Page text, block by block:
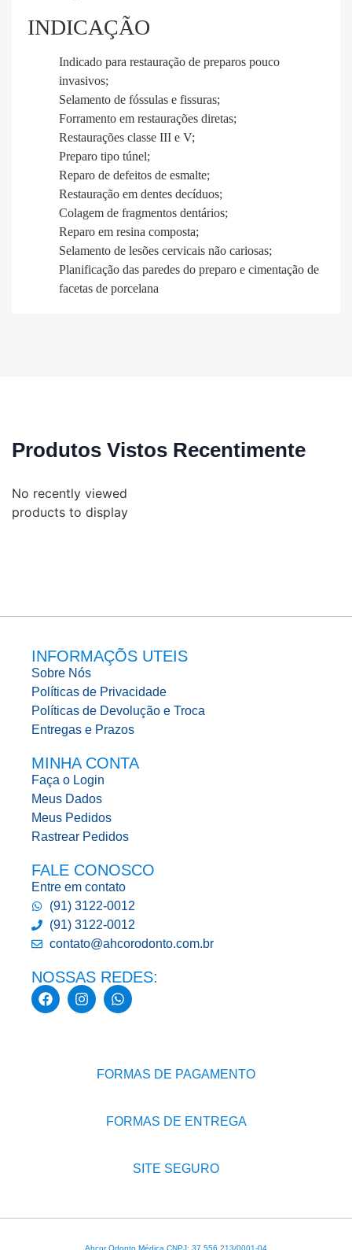
INDICAÇÃO
Indicado para restauração de preparos pouco
invasivos;
Selamento de fóssulas e fissuras;
Forramento em restaurações diretas;
Restaurações classe III e V;
Preparo tipo túnel;
Reparo de defeitos de esmalte;
Restauração em dentes decíduos;
Colagem de fragmentos dentários;
Reparo em resina composta;
Selamento de lesões cervicais não cariosas;
Planificação das paredes do preparo e cimentação de
facetas de porcelana
Produtos Vistos Recentimente
No recently viewed
products to display
INFORMAÇÕS UTEIS
Sobre Nós
Políticas de Privacidade
Políticas de Devolução e Troca
Entregas e Prazos
MINHA CONTA
Faça o Login
Meus Dados
Meus Pedidos
Rastrear Pedidos
FALE CONOSCO
Entre em contato
(91) 3122-0012
(91) 3122-0012
contato@ahcorodonto.com.br
NOSSAS REDES:
FORMAS DE PAGAMENTO
FORMAS DE ENTREGA
SITE SEGURO